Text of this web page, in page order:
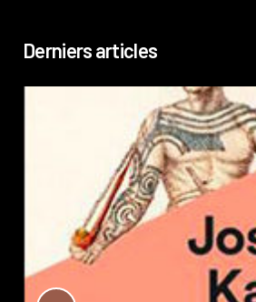
Derniers articles